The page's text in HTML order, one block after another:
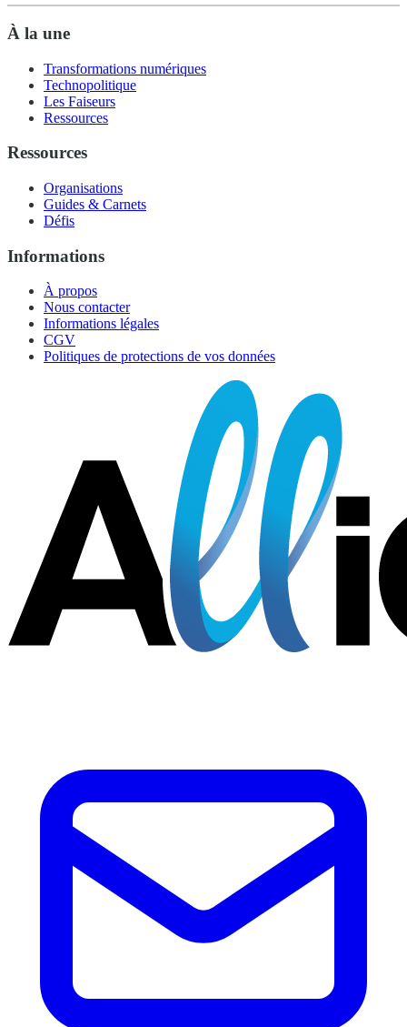
À la une
Transformations numériques
Technopolitique
Les Faiseurs
Ressources
Ressources
Organisations
Guides & Carnets
Défis
Informations
À propos
Nous contacter
Informations légales
CGV
Politiques de protections de vos données